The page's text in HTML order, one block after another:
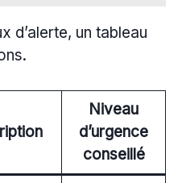
d’alerte, un tableau
Niveau
d’urgence
conseillé